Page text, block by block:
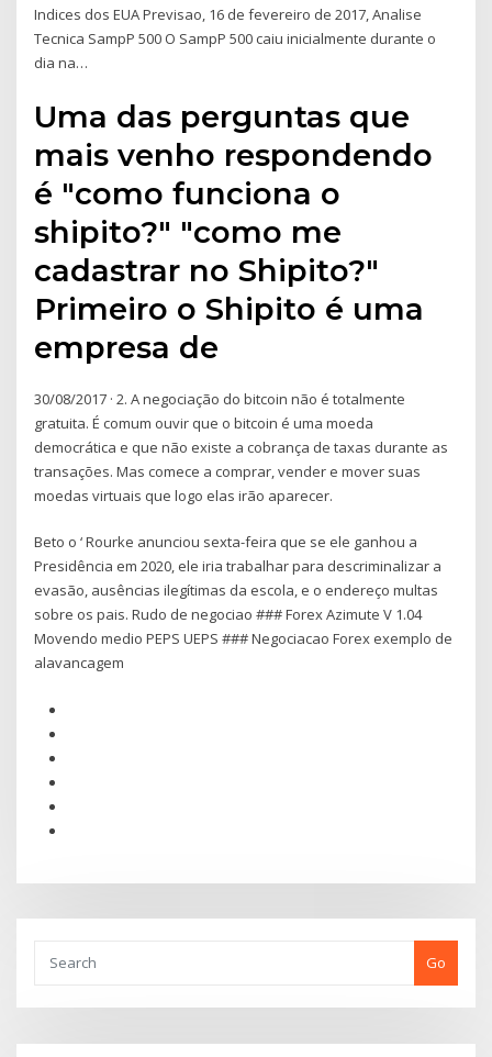
Indices dos EUA Previsao, 16 de fevereiro de 2017, Analise
Tecnica SampP 500 O SampP 500 caiu inicialmente durante o
dia na…
Uma das perguntas que
mais venho respondendo
é "como funciona o
shipito?" "como me
cadastrar no Shipito?"
Primeiro o Shipito é uma
empresa de
30/08/2017 · 2. A negociação do bitcoin não é totalmente
gratuita. É comum ouvir que o bitcoin é uma moeda
democrática e que não existe a cobrança de taxas durante as
transações. Mas comece a comprar, vender e mover suas
moedas virtuais que logo elas irão aparecer.
Beto o ‘ Rourke anunciou sexta-feira que se ele ganhou a
Presidência em 2020, ele iria trabalhar para descriminalizar a
evasão, ausências ilegítimas da escola, e o endereço multas
sobre os pais. Rudo de negociao ### Forex Azimute V 1.04
Movendo medio PEPS UEPS ### Negociacao Forex exemplo de
alavancagem
Go